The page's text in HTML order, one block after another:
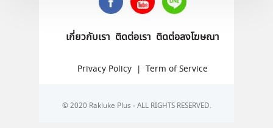
เกี่ยวกับเรา ติดต่อเรา ติดต่อลงโฆษณา
Privacy Policy | Term of Service
© 2020 Rakluke Plus - ALL RIGHTS RESERVED.